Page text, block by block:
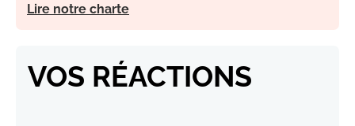
Lire notre charte
VOS RÉACTIONS